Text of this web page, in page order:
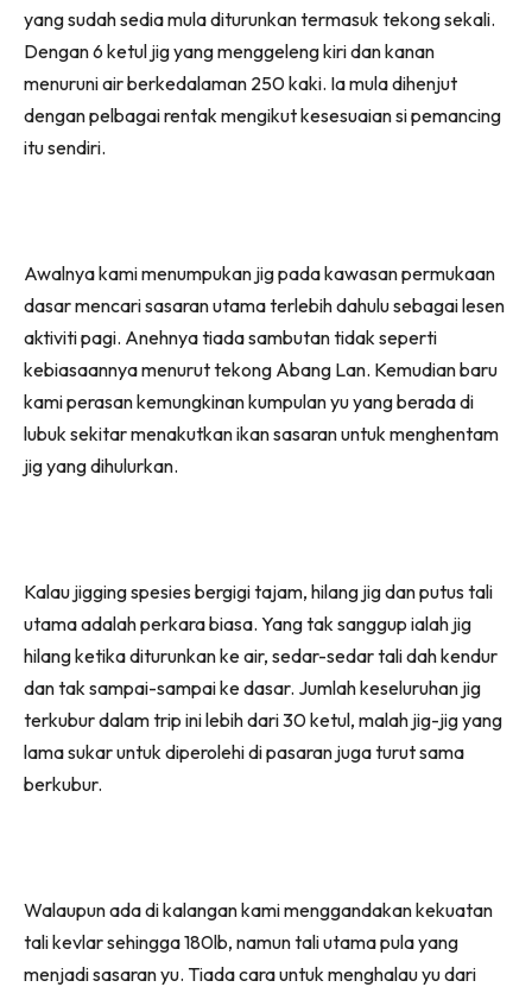
yang sudah sedia mula diturunkan termasuk tekong sekali.
Dengan 6 ketul jig yang menggeleng kiri dan kanan
menuruni air berkedalaman 250 kaki. Ia mula dihenjut
dengan pelbagai rentak mengikut kesesuaian si pemancing
itu sendiri.
Awalnya kami menumpukan jig pada kawasan permukaan
dasar mencari sasaran utama terlebih dahulu sebagai lesen
aktiviti pagi. Anehnya tiada sambutan tidak seperti
kebiasaannya menurut tekong Abang Lan. Kemudian baru
kami perasan kemungkinan kumpulan yu yang berada di
lubuk sekitar menakutkan ikan sasaran untuk menghentam
jig yang dihulurkan.
Kalau jigging spesies bergigi tajam, hilang jig dan putus tali
utama adalah perkara biasa. Yang tak sanggup ialah jig
hilang ketika diturunkan ke air, sedar-sedar tali dah kendur
dan tak sampai-sampai ke dasar. Jumlah keseluruhan jig
terkubur dalam trip ini lebih dari 30 ketul, malah jig-jig yang
lama sukar untuk diperolehi di pasaran juga turut sama
berkubur.
Walaupun ada di kalangan kami menggandakan kekuatan
tali kevlar sehingga 180lb, namun tali utama pula yang
menjadi sasaran yu. Tiada cara untuk menghalau yu dari